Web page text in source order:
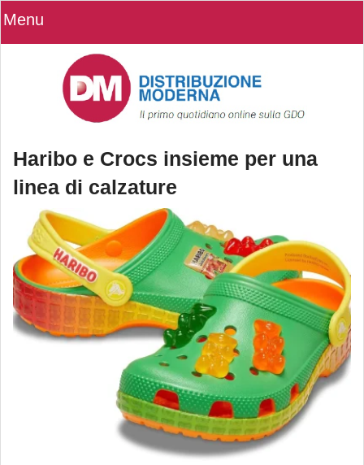
Menu
Haribo e Crocs insieme per una
linea di calzature